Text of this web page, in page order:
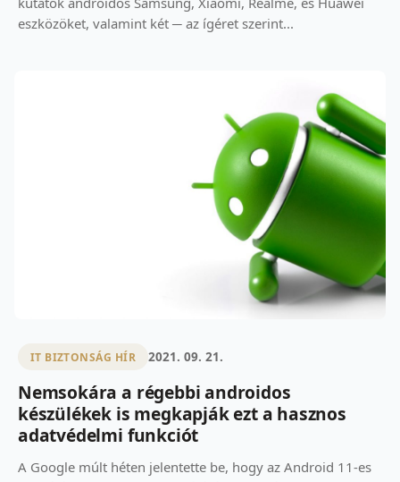
eszközöket, valamint két ─ az ígéret szerint...
IT BIZTONSÁG HÍR 2021. 09. 21.
Nemsokára a régebbi androidos
készülékek is megkapják ezt a hasznos
adatvédelmi funkciót
A Google múlt héten jelentette be, hogy az Android 11-es